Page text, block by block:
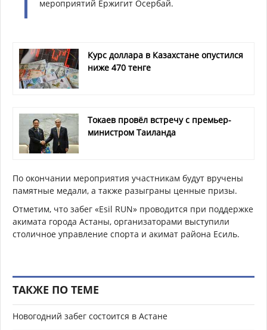
мероприятий Ержигит Осербай.
Курс доллара в Казахстане опустился
ниже 470 тенге
Токаев провёл встречу с премьер-
министром Таиланда
По окончании мероприятия участникам будут вручены
памятные медали, а также разыграны ценные призы.
Отметим, что забег «Esil RUN» проводится при поддержке
акимата города Астаны, организаторами выступили
столичное управление спорта и акимат района Есиль.
ТАКЖЕ ПО ТЕМЕ
Новогодний забег состоится в Астане